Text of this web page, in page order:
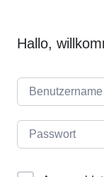
Hallo,